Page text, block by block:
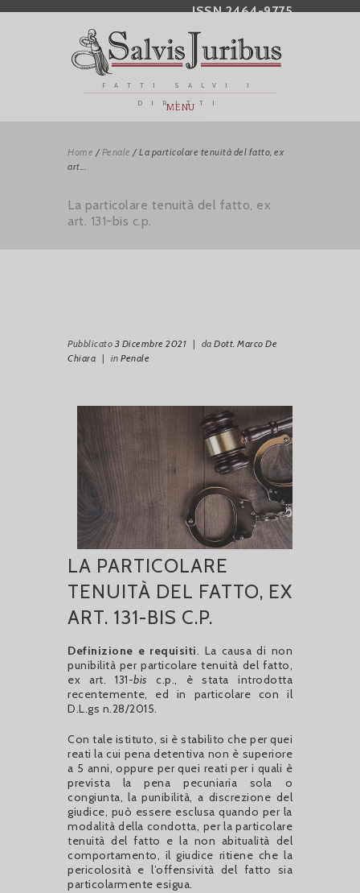
ISSN 2464-9775
FATTI SALVI I
DIRITTI
MENU
Home / Penale / La particolare tenuità del fatto, ex
art...
La particolare tenuità del fatto, ex
art. 131-bis c.p.
Pubblicato 3 Dicembre 2021 | da Dott. Marco De
Chiara | in Penale
LA PARTICOLARE
TENUITÀ DEL FATTO, EX
ART. 131-BIS C.P.
Definizione e requisiti. La causa di non
punibilità per particolare tenuità del fatto,
ex art. 131-bis c.p., è stata introdotta
recentemente, ed in particolare con il
D.L.gs n.28/2015.
Con tale istituto, si è stabilito che per quei
reati la cui pena detentiva non è superiore
a 5 anni, oppure per quei reati per i quali è
prevista la pena pecuniaria sola o
congiunta, la punibilità, a discrezione del
giudice, può essere esclusa quando per la
modalità della condotta, per la particolare
tenuità del fatto e la non abitualità del
comportamento, il giudice ritiene che la
pericolosità e l’offensività del fatto sia
particolarmente esigua.